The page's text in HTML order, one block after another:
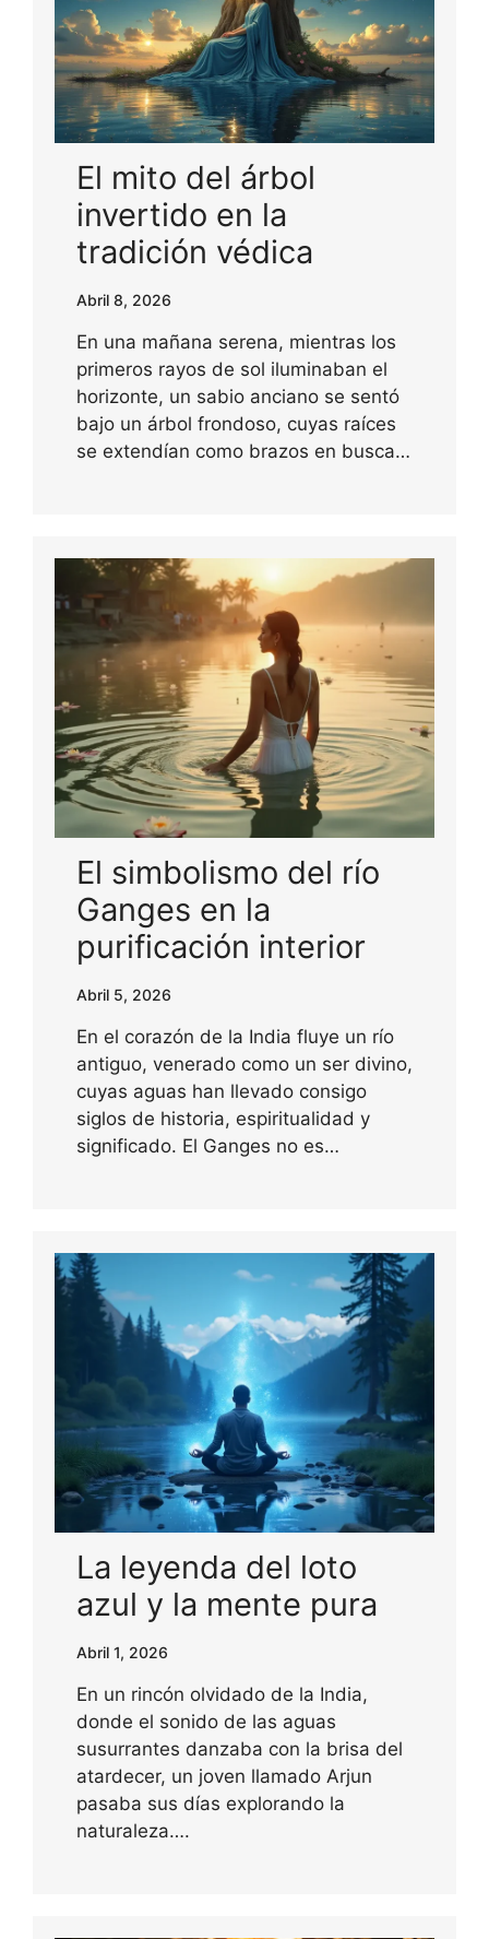
El mito del árbol
invertido en la
tradición védica
Abril 8, 2026
En una mañana serena, mientras los
primeros rayos de sol iluminaban el
horizonte, un sabio anciano se sentó
bajo un árbol frondoso, cuyas raíces
se extendían como brazos en busca…
El simbolismo del río
Ganges en la
purificación interior
Abril 5, 2026
En el corazón de la India fluye un río
antiguo, venerado como un ser divino,
cuyas aguas han llevado consigo
siglos de historia, espiritualidad y
significado. El Ganges no es…
La leyenda del loto
azul y la mente pura
Abril 1, 2026
En un rincón olvidado de la India,
donde el sonido de las aguas
susurrantes danzaba con la brisa del
atardecer, un joven llamado Arjun
pasaba sus días explorando la
naturaleza….